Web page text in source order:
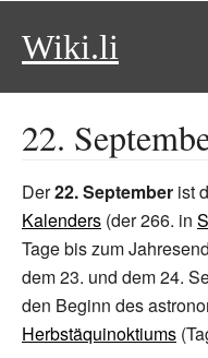
Wiki.li
22.
Der22. September ist
Kalenders (der 266. in
Tage bis zum
dem 23. und dem 24.
den Beginn des
Herbstäquinoktiums